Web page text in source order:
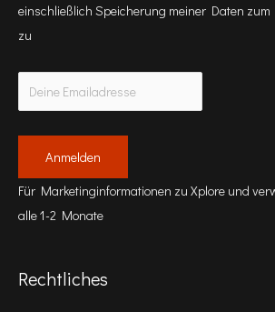
einschließlich Speicherung meiner Daten
zu
Für Marketinginformationen zu Xplore und
alle 1-2 Monate
Rechtliches